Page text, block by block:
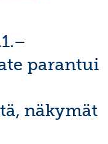
parantui
näkymät